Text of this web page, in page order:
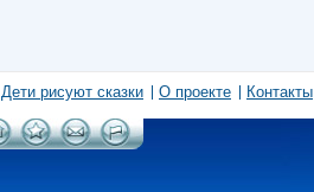
Дети рисуют сказки О проекте Контакты